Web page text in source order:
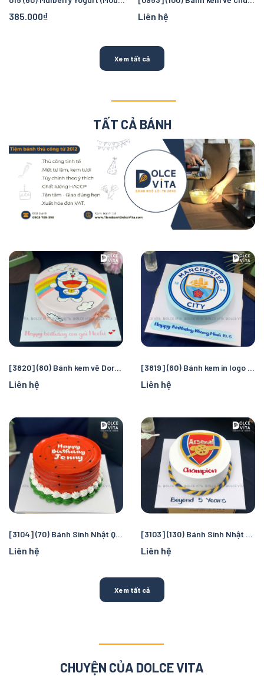
385.000₫ Liên hệ
Xem tất cả
TẤT CẢ BÁNH
[3820] (80) Bánh kem vẽ Doremon/ Doraemon - quà tặng sinh nhật đáng yêu cho bé gái
Liên hệ
[3819] (60) Bánh kem in logo Manchester City – Quà tặng sinh nhật hoàn hảo cho fan bóng đá
Liên hệ
[3104] (70) Bánh Sinh Nhật Quả Dưa Hấu – Sắc Đỏ Rực Rỡ Đầy May Mắn và Vui Tươi
Liên hệ
[3103] (130) Bánh Sinh Nhật tạo hình Logo Arsenal – Món Quà Độc Đáo Cho Fan Bóng Đá Pháo Thủ
Liên hệ
Xem tất cả
CHUYỆN CỦA DOLCE VITA